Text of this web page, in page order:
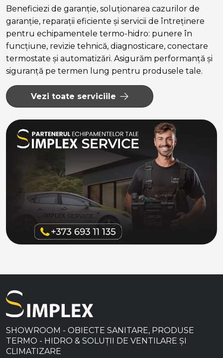
Beneficiezi de garanție, soluționarea cazurilor de
garanție, reparații eficiente și servicii de întreținere
pentru echipamentele termo-hidro: punere în
funcțiune, revizie tehnică, diagnosticare, conectare
termostate și automatizări. Asigurăm performanță și
siguranță pe termen lung pentru produsele tale.
Vezi toate serviciile
SHOWROOM - OBIECTE SANITARE, PRODUSE
TERMO - HIDRO & SOLUȚII DE VENTILARE ȘI
CLIMATIZARE